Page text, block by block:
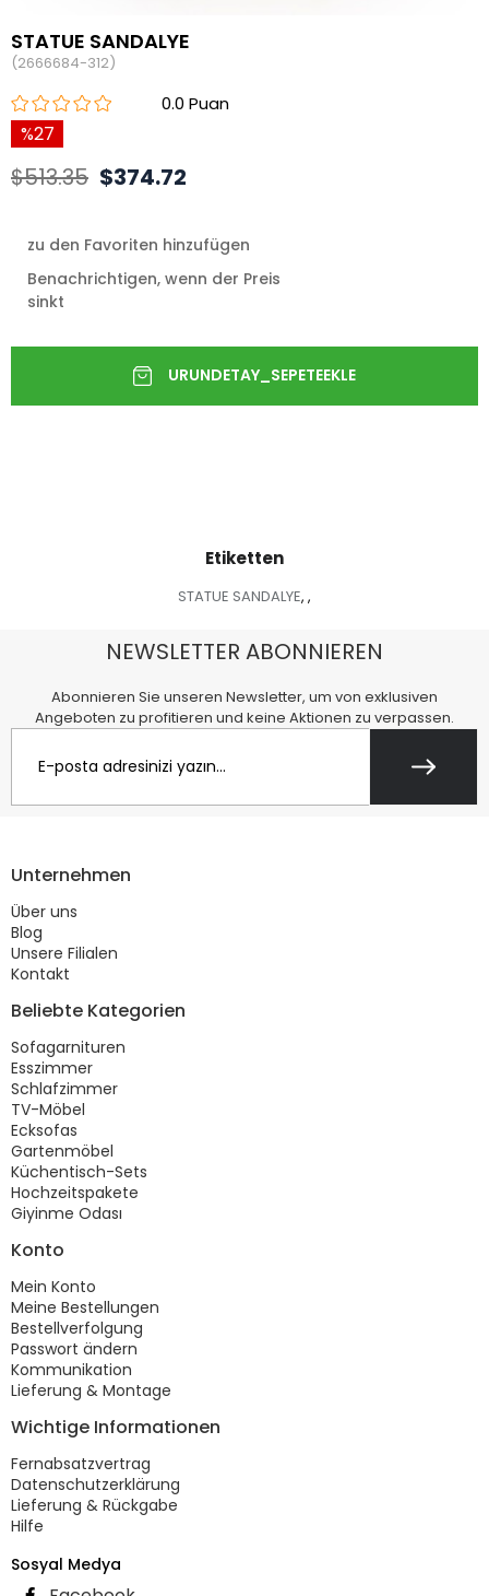
STATUE SANDALYE
(2666684-312)
0.0
27
$513.35 $374.72
zu den Favoriten hinzufügen
Benachrichtigen, wenn der Preis
sinkt
Etiketten
STATUE SANDALYE, ,
NEWSLETTER ABONNIEREN
Abonnieren Sie unseren Newsletter, um von exklusiven
Angeboten zu profitieren und keine Aktionen zu verpassen.
Unternehmen
Über uns
Blog
Unsere Filialen
Kontakt
Beliebte Kategorien
Sofagarnituren
Esszimmer
Schlafzimmer
TV-Möbel
Ecksofas
Gartenmöbel
Küchentisch-Sets
Hochzeitspakete
Giyinme Odası
Konto
Mein Konto
Meine Bestellungen
Bestellverfolgung
Passwort ändern
Kommunikation
Lieferung & Montage
Wichtige Informationen
Fernabsatzvertrag
Datenschutzerklärung
Lieferung & Rückgabe
Hilfe
Sosyal Medya